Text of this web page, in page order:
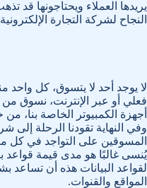
يريدها العملاء ويحتاجونها
النجاح لشركة التجارة
لا يوجد أحد لا يتسوق، كل واحد
فعلي أو عبر الإنترنت، نسوق من
أجهزة الكمبيوتر الخاصة بنا،
وفي النهاية تقودنا الرحلة إلى
المسوقين على التواجد في كل
يُنسى غالبًا هو مدى قيمة قواعد
لقواعد البيانات هذه أن
المواقع والقنوات.